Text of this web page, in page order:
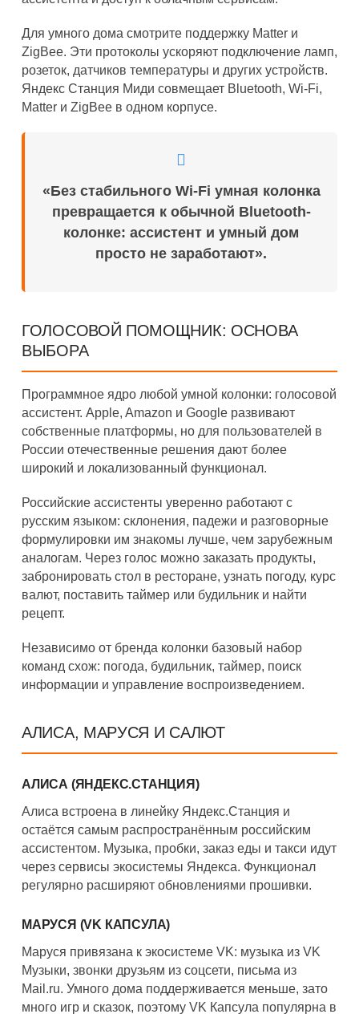
Для умного дома смотрите поддержку Matter и
ZigBee. Эти протоколы ускоряют подключение ламп,
розеток, датчиков температуры и других устройств.
Яндекс Станция Миди совмещает Bluetooth, Wi-Fi,
Matter и ZigBee в одном корпусе.
«Без стабильного Wi-Fi умная колонка
превращается к обычной Bluetooth-
колонке: ассистент и умный дом
просто не заработают».
ГОЛОСОВОЙ ПОМОЩНИК: ОСНОВА
ВЫБОРА
Программное ядро любой умной колонки: голосовой
ассистент. Apple, Amazon и Google развивают
собственные платформы, но для пользователей в
России отечественные решения дают более
широкий и локализованный функционал.
Российские ассистенты уверенно работают с
русским языком: склонения, падежи и разговорные
формулировки им знакомы лучше, чем зарубежным
аналогам. Через голос можно заказать продукты,
забронировать стол в ресторане, узнать погоду, курс
валют, поставить таймер или будильник и найти
рецепт.
Независимо от бренда колонки базовый набор
команд схож: погода, будильник, таймер, поиск
информации и управление воспроизведением.
АЛИСА, МАРУСЯ И САЛЮТ
АЛИСА (ЯНДЕКС.СТАНЦИЯ)
Алиса встроена в линейку Яндекс.Станция и
остаётся самым распространённым российским
ассистентом. Музыка, пробки, заказ еды и такси идут
через сервисы экосистемы Яндекса. Функционал
регулярно расширяют обновлениями прошивки.
МАРУСЯ (VK КАПСУЛА)
Маруся привязана к экосистеме VK: музыка из VK
Музыки, звонки друзьям из соцсети, письма из
Mail.ru. Умного дома поддерживается меньше, зато
много игр и сказок, поэтому VK Капсула популярна в